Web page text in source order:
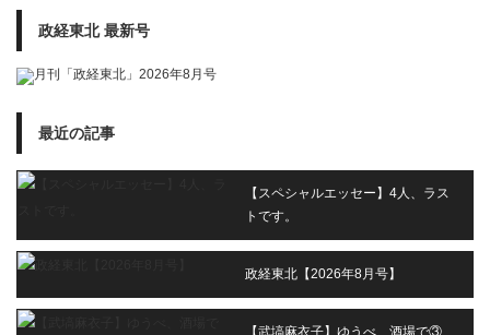
政経東北 最新号
最近の記事
【スペシャルエッセー】4人、ラス
トです。
政経東北【2026年8月号】
【武塙麻衣子】ゆうべ、酒場で③